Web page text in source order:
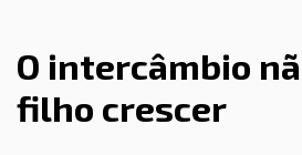
O intercâmbio
filho crescer